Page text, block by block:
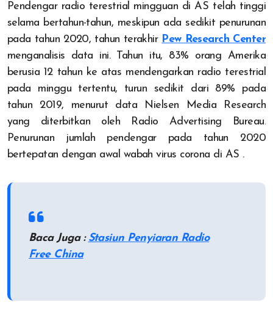
Pendengar radio terestrial mingguan di AS telah tinggi
selama bertahun-tahun, meskipun ada sedikit penurunan
pada tahun 2020, tahun terakhir Pew Research Center
menganalisis data ini. Tahun itu, 83% orang Amerika
berusia 12 tahun ke atas mendengarkan radio terestrial
pada minggu tertentu, turun sedikit dari 89% pada
tahun 2019, menurut data Nielsen Media Research
yang diterbitkan oleh Radio Advertising Bureau.
Penurunan jumlah pendengar pada tahun 2020
bertepatan dengan awal wabah virus corona di AS .
Baca Juga : Stasiun Penyiaran Radio
Free China